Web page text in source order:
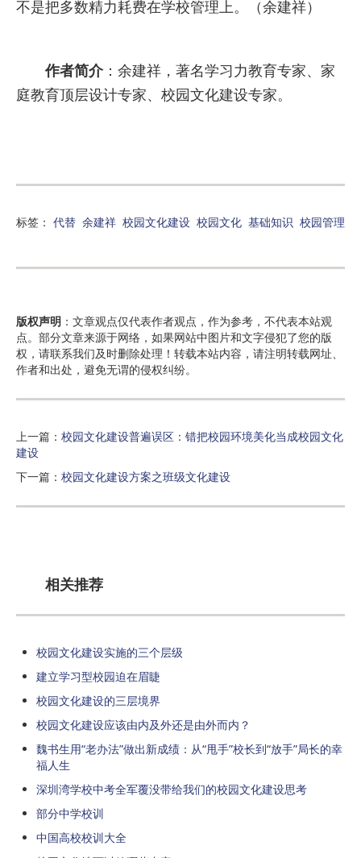
不是把多数精力耗费在学校管理上。（余建祥）
作者简介：余建祥，著名学习力教育专家、家
庭教育顶层设计专家、校园文化建设专家。
标签： 代替 余建祥 校园文化建设 校园文化 基础知识 校园管理
版权声明 ：文章观点仅代表作者观点，作为参考，不代表本站观
点。部分文章来源于网络，如果网站中图片和文字侵犯了您的版
权，请联系我们及时删除处理！转载本站内容，请注明转载网址、
作者和出处，避免无谓的侵权纠纷。
上一篇： 校园文化建设普遍误区：错把校园环境美化当成校园文化
建设
下一篇： 校园文化建设方案之班级文化建设
相关推荐
校园文化建设实施的三个层级
建立学习型校园迫在眉睫
校园文化建设的三层境界
校园文化建设应该由内及外还是由外而内？
魏书生用“老办法”做出新成绩：从“甩手”校长到“放手”局长的幸
福人生
深圳湾学校中考全军覆没带给我们的校园文化建设思考
部分中学校训
中国高校校训大全